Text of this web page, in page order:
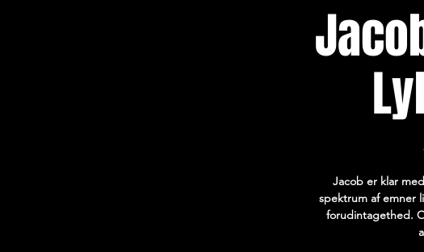
Jacob er klar
spektrum af emner
forudintagethed.